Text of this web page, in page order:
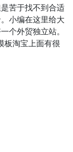
苦于找不到合适
小编在这里给大
个外贸独立站。
板淘宝上面有很